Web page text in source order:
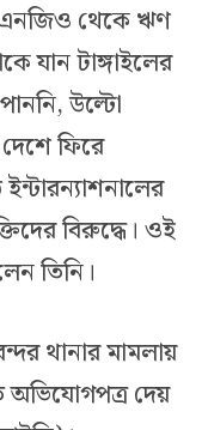
এনজিও থেকে ঋণ
যান টাঙ্গাইলের
উল্টো
ফিরে
বিরুদ্ধে। ওই
তিনি।
থানার মামলায়
অভিযোগপত্র দেয়